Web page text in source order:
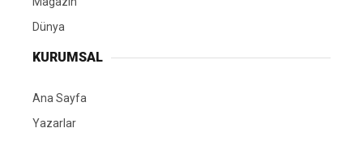
Dünya
KURUMSAL
Ana Sayfa
Yazarlar